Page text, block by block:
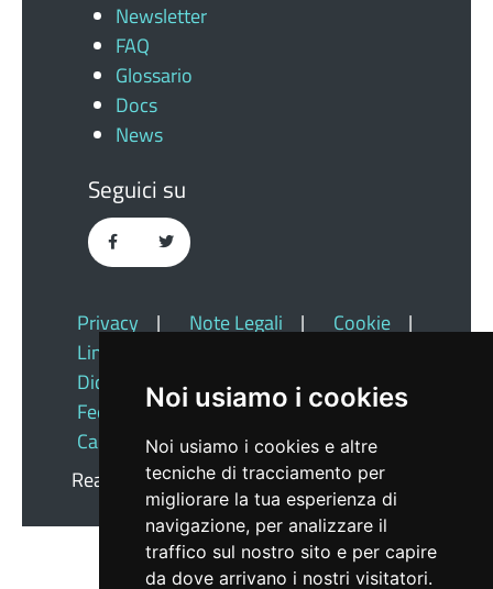
Noi usiamo i cookies
Noi usiamo i cookies e altre
tecniche di tracciamento per
migliorare la tua esperienza di
navigazione, per analizzare il
traffico sul nostro sito e per capire
da dove arrivano i nostri visitatori.
Newsletter
FAQ
Glossario
Docs
News
Seguici su
Privacy | Note Legali | Cookie
|
Link Utili
Dichiarazione Di Accessibilità
Feedback| Redazione|
Cambio Preferenze Cookie
Realizzato daInsiel